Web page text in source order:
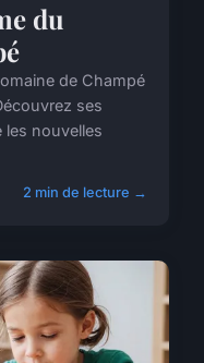
du
de Champé
ses
les nouvelles
2 min de lecture →